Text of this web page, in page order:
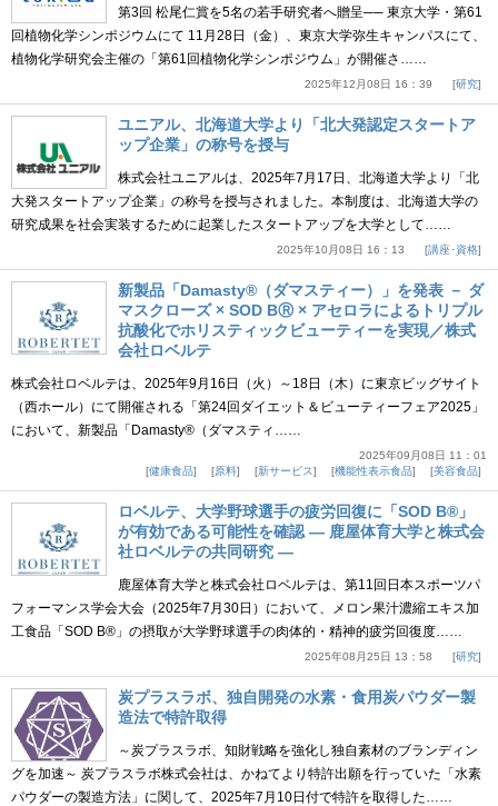
第3回 松尾仁賞を5名の若手研究者へ贈呈── 東京大学・第61
回植物化学シンポジウムにて 11月28日（金）、東京大学弥生キャンパスにて、
植物化学研究会主催の「第61回植物化学シンポジウム」が開催さ……
2025年12月08日 16：39 研究
ユニアル、北海道大学より「北大発認定スタートア
ップ企業」の称号を授与
株式会社ユニアルは、2025年7月17日、北海道大学より「北
大発スタートアップ企業」の称号を授与されました。本制度は、北海道大学の
研究成果を社会実装するために起業したスタートアップを大学として……
2025年10月08日 16：13 講座･資格
新製品「Damasty®（ダマスティー）」を発表 － ダ
マスクローズ × SOD BⓇ × アセロラによるトリプル
抗酸化でホリスティックビューティーを実現／株式
会社ロベルテ
株式会社ロベルテは、2025年9月16日（火）～18日（木）に東京ビッグサイト
（西ホール）にて開催される「第24回ダイエット＆ビューティーフェア2025」
において、新製品「Damasty®（ダマスティ……
2025年09月08日 11：01
健康食品
原料 新サービス 機能性表示食品 美容食品
ロベルテ、大学野球選手の疲労回復に「SOD B®」
が有効である可能性を確認 ― 鹿屋体育大学と株式会
社ロベルテの共同研究 ―
鹿屋体育大学と株式会社ロベルテは、第11回日本スポーツパ
フォーマンス学会大会（2025年7月30日）において、メロン果汁濃縮エキス加
工食品「SOD B®」の摂取が大学野球選手の肉体的・精神的疲労回復度……
2025年08月25日 13：58 研究
炭プラスラボ、独自開発の水素・食用炭パウダー製
造法で特許取得
～炭プラスラボ、知財戦略を強化し独自素材のブランディン
グを加速～ 炭プラスラボ株式会社は、かねてより特許出願を行っていた「水素
パウダーの製造方法」に関して、2025年7月10日付で特許を取得した……